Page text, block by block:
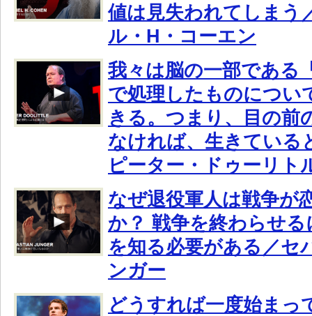
値は見失われてしまう
ル・H・コーエン
我々は脳の一部である
で処理したものについ
きる。つまり、目の前
なければ、生きている
ピーター・ドゥーリト
なぜ退役軍人は戦争が
か？ 戦争を終わらせ
を知る必要がある／セ
ンガー
どうすれば一度始まっ